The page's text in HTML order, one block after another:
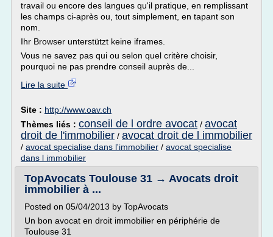
travail ou encore des langues qu'il pratique, en remplissant
les champs ci-après ou, tout simplement, en tapant son
nom.
Ihr Browser unterstützt keine iframes.
Vous ne savez pas qui ou selon quel critère choisir,
pourquoi ne pas prendre conseil auprès de...
Lire la suite
Site : http://www.oav.ch
Thèmes liés : conseil de l ordre avocat / avocat
droit de l'immobilier / avocat droit de l immobilier
/ avocat specialise dans l'immobilier / avocat specialise
dans l immobilier
TopAvocats Toulouse 31 → Avocats droit
immobilier à ...
Posted on 05/04/2013 by TopAvocats
Un bon avocat en droit immobilier en périphérie de
Toulouse 31